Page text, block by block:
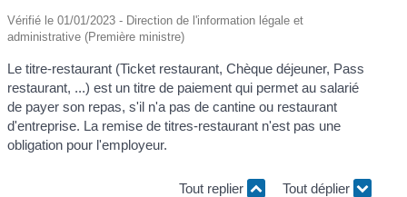
Vérifié le 01/01/2023 - Direction de l'information légale et
administrative (Première ministre)
Le titre-restaurant (Ticket restaurant, Chèque déjeuner, Pass
restaurant, ...) est un titre de paiement qui permet au salarié
de payer son repas, s'il n'a pas de cantine ou restaurant
d'entreprise. La remise de titres-restaurant n'est pas une
obligation pour l'employeur.
Tout replier Tout déplier